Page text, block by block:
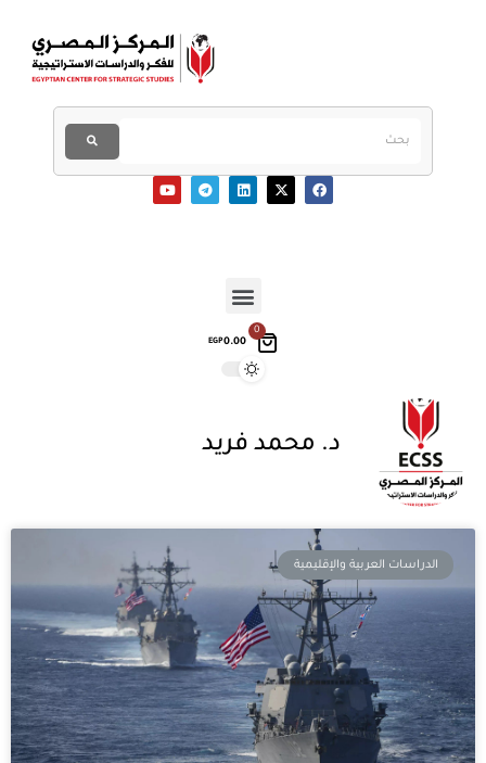
0
EGP0.00
د. محمد فريد
الدراسات العربية والإقليمية